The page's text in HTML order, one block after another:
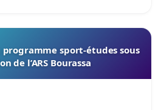
sport-études sous
de l’ARS Bourassa